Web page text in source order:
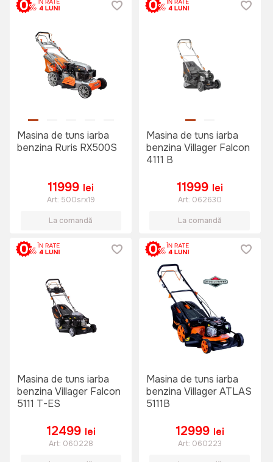
Masina de tuns iarba
benzina Ruris RX500S
11999 lei
Art: 500srx19
La comandă
Masina de tuns iarba
benzina Villager Falcon
4111 B
11999 lei
Art: 062630
La comandă
Masina de tuns iarba
benzina Villager Falcon
5111 T-ES
12499 lei
Art: 060228
Masina de tuns iarba
benzina Villager ATLAS
5111B
12999 lei
Art: 060223